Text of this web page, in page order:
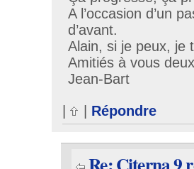
A l’occasion d’un
d’avant.
Alain, si je peux, je
Amitiés à vous
Jean-Bart
| Répondre